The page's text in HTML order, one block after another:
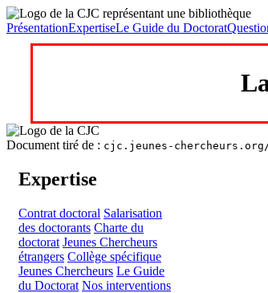
PrésentationExpertiseLe Guide du Doctorat
Document tiré de : cjc.jeunes-
Expertise
Contrat doctoral Salarisation
des doctorants Charte du
doctorat Jeunes Chercheurs
étrangers Collège spécifique
Jeunes Chercheurs Le Guide
du Doctorat Nos interventions